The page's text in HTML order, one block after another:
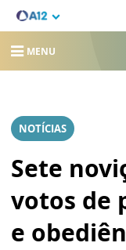
MENU
NOTÍCIAS
Sete
votos de
e